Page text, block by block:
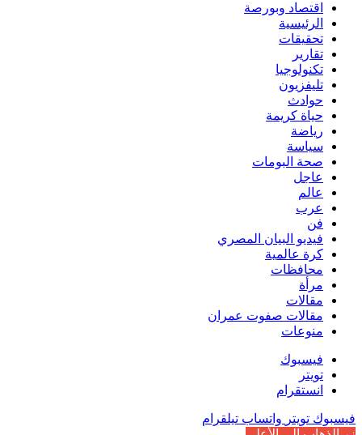
اقتصاد وبورصة
الرئيسية
تحقيقات
تقارير
تكنولوجيا
تليفزيون
حوادث
حياة كريمة
رياضة
سياسة
صحة البومات
عاجل
عالم
عرب
فن
فيديو البيان المصري
كرة عالمية
محافظات
مرأة
مقالات
مقالات صفوت عمران
منوعات
فيسبوك
تويتر
انستقرام
فيسبوك تويتر واتساب تيلقرام